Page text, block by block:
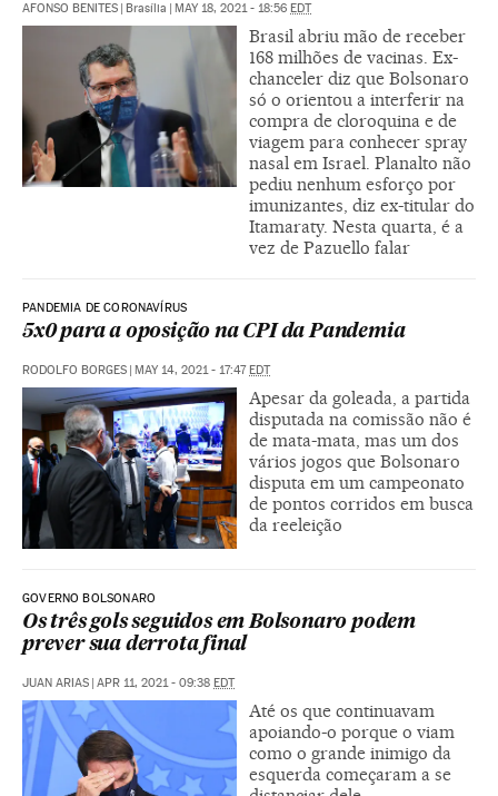
AFONSO BENITES Brasília MAY 18, 2021 - 18:56 EDT
Brasil abriu mão de receber
168 milhões de vacinas. Ex-
chanceler diz que Bolsonaro
só o orientou a interferir na
compra de cloroquina e de
viagem para conhecer spray
nasal em Israel. Planalto não
pediu nenhum esforço por
imunizantes, diz ex-titular do
Itamaraty. Nesta quarta, é a
vez de Pazuello falar
PANDEMIA DE CORONAVÍRUS
5x0 para a oposição na CPI da Pandemia
RODOLFO BORGES MAY 14, 2021 - 17:47 EDT
Apesar da goleada, a partida
disputada na comissão não é
de mata-mata, mas um dos
vários jogos que Bolsonaro
disputa em um campeonato
de pontos corridos em busca
da reeleição
GOVERNO BOLSONARO
Os três gols seguidos em Bolsonaro podem
prever sua derrota final
JUAN ARIAS APR 11, 2021 - 09:38 EDT
Até os que continuavam
apoiando-o porque o viam
como o grande inimigo da
esquerda começaram a se